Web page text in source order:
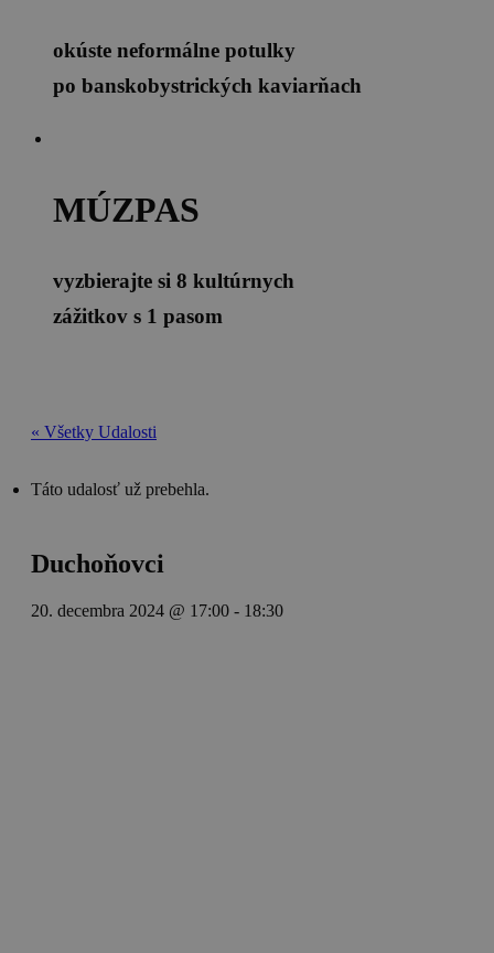
okúste neformálne potulky
po banskobystrických kaviarňach
MÚZPAS
vyzbierajte si 8 kultúrnych
zážitkov s 1 pasom
« Všetky Udalosti
Táto udalosť už prebehla.
Duchoňovci
20. decembra 2024 @ 17:00 - 18:30